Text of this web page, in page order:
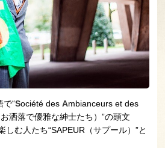
で“Société des Ambianceurs et des
洒落で優雅な紳士たち）”の頭文
しむ人たち“SAPEUR（サプール）”と